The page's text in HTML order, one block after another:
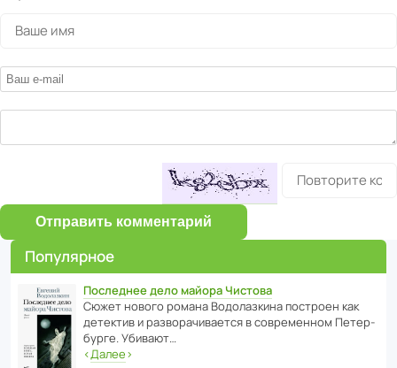
Отправить комментарий
Популярное
Последнее дело майора Чистова
Сюжет нового романа Водо­ла­з­кина пост­роен как
дете­ктив и разво­ра­чи­ва­ется в совре­менном Пете­р­
бурге. Убивают…
‹Далее›